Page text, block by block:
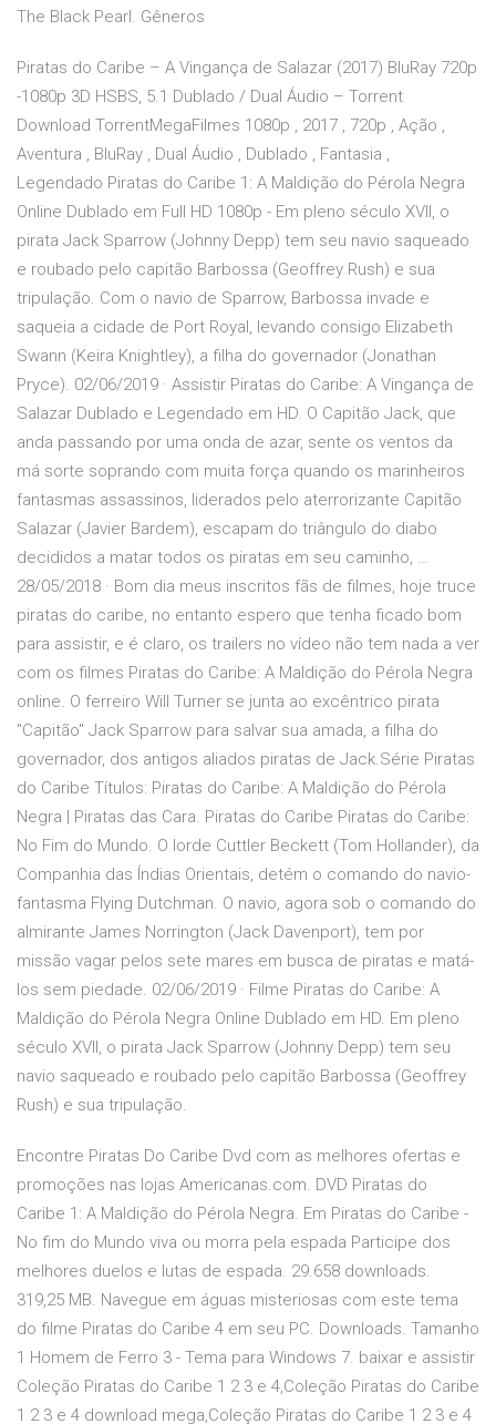
The Black Pearl. Gêneros
Piratas do Caribe – A Vingança de Salazar (2017) BluRay 720p
-1080p 3D HSBS, 5.1 Dublado / Dual Áudio – Torrent
Download TorrentMegaFilmes 1080p , 2017 , 720p , Ação ,
Aventura , BluRay , Dual Áudio , Dublado , Fantasia ,
Legendado Piratas do Caribe 1: A Maldição do Pérola Negra
Online Dublado em Full HD 1080p - Em pleno século XVII, o
pirata Jack Sparrow (Johnny Depp) tem seu navio saqueado
e roubado pelo capitão Barbossa (Geoffrey Rush) e sua
tripulação. Com o navio de Sparrow, Barbossa invade e
saqueia a cidade de Port Royal, levando consigo Elizabeth
Swann (Keira Knightley), a filha do governador (Jonathan
Pryce). 02/06/2019 · Assistir Piratas do Caribe: A Vingança de
Salazar Dublado e Legendado em HD. O Capitão Jack, que
anda passando por uma onda de azar, sente os ventos da
má sorte soprando com muita força quando os marinheiros
fantasmas assassinos, liderados pelo aterrorizante Capitão
Salazar (Javier Bardem), escapam do triângulo do diabo
decididos a matar todos os piratas em seu caminho, …
28/05/2018 · Bom dia meus inscritos fãs de filmes, hoje truce
piratas do caribe, no entanto espero que tenha ficado bom
para assistir, e é claro, os trailers no vídeo não tem nada a ver
com os filmes Piratas do Caribe: A Maldição do Pérola Negra
online. O ferreiro Will Turner se junta ao excêntrico pirata
"Capitão" Jack Sparrow para salvar sua amada, a filha do
governador, dos antigos aliados piratas de Jack.Série Piratas
do Caribe Títulos: Piratas do Caribe: A Maldição do Pérola
Negra | Piratas das Cara. Piratas do Caribe Piratas do Caribe:
No Fim do Mundo. O lorde Cuttler Beckett (Tom Hollander), da
Companhia das Índias Orientais, detém o comando do navio-
fantasma Flying Dutchman. O navio, agora sob o comando do
almirante James Norrington (Jack Davenport), tem por
missão vagar pelos sete mares em busca de piratas e matá-
los sem piedade. 02/06/2019 · Filme Piratas do Caribe: A
Maldição do Pérola Negra Online Dublado em HD. Em pleno
século XVII, o pirata Jack Sparrow (Johnny Depp) tem seu
navio saqueado e roubado pelo capitão Barbossa (Geoffrey
Rush) e sua tripulação.
Encontre Piratas Do Caribe Dvd com as melhores ofertas e
promoções nas lojas Americanas.com. DVD Piratas do
Caribe 1: A Maldição do Pérola Negra. Em Piratas do Caribe -
No fim do Mundo viva ou morra pela espada Participe dos
melhores duelos e lutas de espada. 29.658 downloads.
319,25 MB. Navegue em águas misteriosas com este tema
do filme Piratas do Caribe 4 em seu PC. Downloads. Tamanho
1 Homem de Ferro 3 - Tema para Windows 7. baixar e assistir
Coleção Piratas do Caribe 1 2 3 e 4,Coleção Piratas do Caribe
1 2 3 e 4 download mega,Coleção Piratas do Caribe 1 2 3 e 4